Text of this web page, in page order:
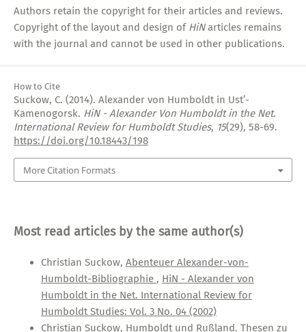
Authors retain the copyright for their articles and reviews.
Copyright of the layout and design of HiNarticles remains
with the journal and cannot be used in other publications.
How to Cite
Suckow, C. (2014). Alexander von Humboldt in Ust’-
Kamenogorsk. HiN - Alexander Von Humboldt in the Net.
International Review for Humboldt Studies, 15(29), 58-69.
https://doi.org/10.18443/198
More Citation Formats
Most read articles by the same author(s)
Christian Suckow, Abenteuer Alexander-von-
Humboldt-Bibliographie , HiN - Alexander von
Humboldt in the Net. International Review for
Humboldt Studies: Vol. 3 No. 04 (2002)
Christian Suckow, Humboldt und Rußland. Thesen zu